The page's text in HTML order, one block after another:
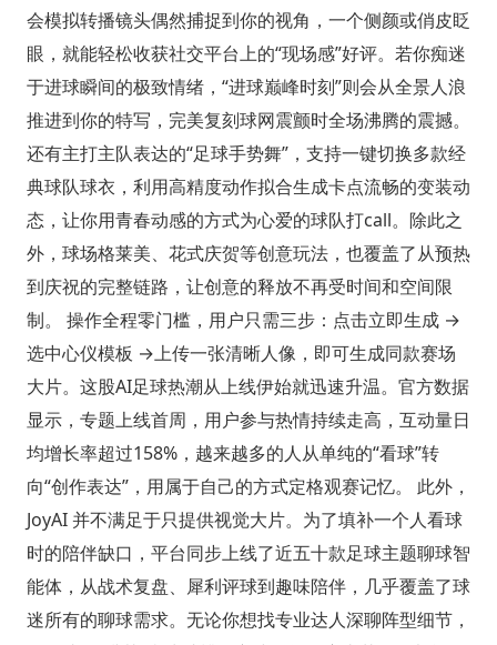
会模拟转播镜头偶然捕捉到你的视角，一个侧颜或俏皮眨
眼，就能轻松收获社交平台上的“现场感”好评。若你痴迷
于进球瞬间的极致情绪，“进球巅峰时刻”则会从全景人浪
推进到你的特写，完美复刻球网震颤时全场沸腾的震撼。
还有主打主队表达的“足球手势舞”，支持一键切换多款经
典球队球衣，利用高精度动作拟合生成卡点流畅的变装动
态，让你用青春动感的方式为心爱的球队打call。除此之
外，球场格莱美、花式庆贺等创意玩法，也覆盖了从预热
到庆祝的完整链路，让创意的释放不再受时间和空间限
制。 操作全程零门槛，用户只需三步：点击立即生成 →
选中心仪模板 →上传一张清晰人像，即可生成同款赛场
大片。这股AI足球热潮从上线伊始就迅速升温。官方数据
显示，专题上线首周，用户参与热情持续走高，互动量日
均增长率超过158%，越来越多的人从单纯的“看球”转
向“创作表达”，用属于自己的方式定格观赛记忆。 此外，
JoyAI 并不满足于只提供视觉大片。为了填补一个人看球
时的陪伴缺口，平台同步上线了近五十款足球主题聊球智
能体，从战术复盘、犀利评球到趣味陪伴，几乎覆盖了球
迷所有的聊球需求。无论你想找专业达人深聊阵型细节，